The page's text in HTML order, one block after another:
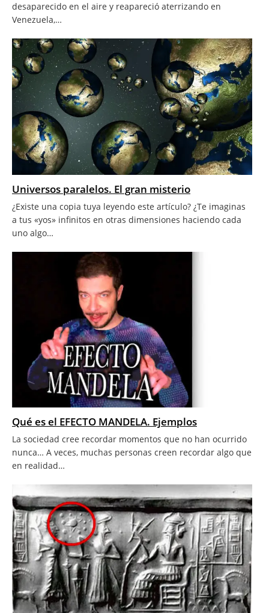
desaparecido en el aire y reapareció aterrizando en
Venezuela,…
Universos paralelos. El gran misterio
¿Existe una copia tuya leyendo este artículo? ¿Te imaginas
a tus «yos» infinitos en otras dimensiones haciendo cada
uno algo…
Qué es el EFECTO MANDELA. Ejemplos
La sociedad cree recordar momentos que no han ocurrido
nunca… A veces, muchas personas creen recordar algo que
en realidad…